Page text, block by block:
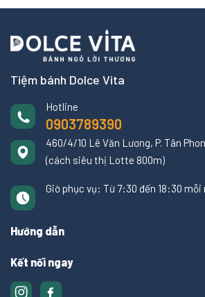
Tiệm bánh Dolce Vita
Hotline
0903789390
460/4/10 Lê Văn Lương, P. Tân
(cách siêu thị Lotte 800m)
Giờ phục vụ: Từ 7:30 đến 18:30 mỗi
Hướng dẫn
Kết nối ngay